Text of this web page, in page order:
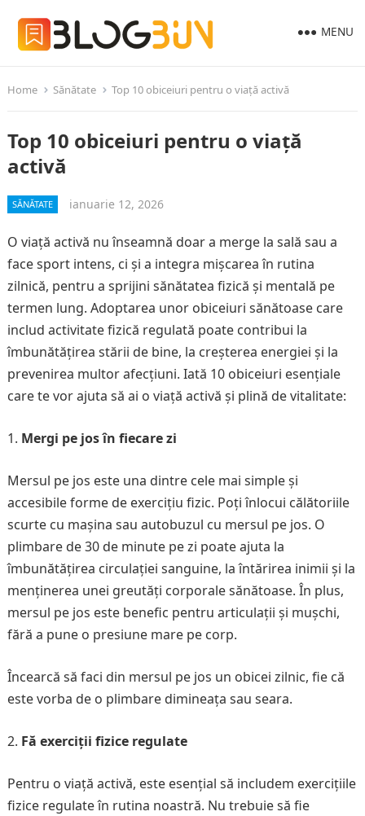
MENU
Home Sănătate Top 10 obiceiuri pentru o viață activă
Top 10 obiceiuri pentru o viață
activă
SĂNĂTATE ianuarie 12, 2026
O viață activă nu înseamnă doar a merge la sală sau a
face sport intens, ci și a integra mișcarea în rutina
zilnică, pentru a sprijini sănătatea fizică și mentală pe
termen lung. Adoptarea unor obiceiuri sănătoase care
includ activitate fizică regulată poate contribui la
îmbunătățirea stării de bine, la creșterea energiei și la
prevenirea multor afecțiuni. Iată 10 obiceiuri esențiale
care te vor ajuta să ai o viață activă și plină de vitalitate:
Mergi pe jos în fiecare zi
Mersul pe jos este una dintre cele mai simple și
accesibile forme de exercițiu fizic. Poți înlocui călătoriile
scurte cu mașina sau autobuzul cu mersul pe jos. O
plimbare de 30 de minute pe zi poate ajuta la
îmbunătățirea circulației sanguine, la întărirea inimii și la
menținerea unei greutăți corporale sănătoase. În plus,
mersul pe jos este benefic pentru articulații și mușchi,
fără a pune o presiune mare pe corp.
Încearcă să faci din mersul pe jos un obicei zilnic, fie că
este vorba de o plimbare dimineața sau seara.
Fă exerciții fizice regulate
Pentru o viață activă, este esențial să includem exercițiile
fizice regulate în rutina noastră. Nu trebuie să fie